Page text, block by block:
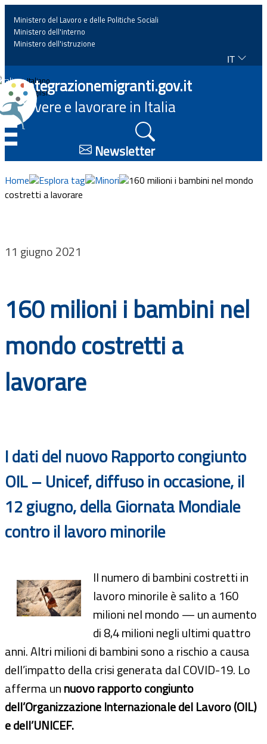
Home
News
Approfondimenti
Eventi
Progetti
Bandi
Guide
Ministero del Lavoro e delle Politiche Sociali
Ministero dell'interno
Ministero dell'istruzione
IT
Italiano
English
Integrazionemigranti.gov.it
Vivere e lavorare in Italia
Newsletter
Home Esplora tag Minori
160 milioni i bambini nel mondo
costretti a lavorare
11 giugno 2021
160 milioni i bambini nel
mondo costretti a
lavorare
I dati del nuovo Rapporto congiunto
OIL – Unicef, diffuso in occasione, il
12 giugno, della Giornata Mondiale
contro il lavoro minorile
Il numero di bambini costretti in
lavoro minorile è salito a 160
milioni nel mondo — un aumento
di 8,4 milioni negli ultimi quattro
anni. Altri milioni di bambini sono a rischio a causa
dell’impatto della crisi generata dal COVID-19. Lo
afferma unnuovo rapporto congiunto
dell’Organizzazione Internazionale del Lavoro (OIL)
e dell’UNICEF.